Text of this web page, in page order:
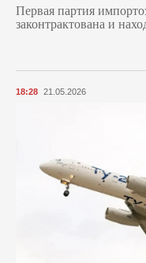
Первая партия
законтрактована и
18:28 21.05.2026